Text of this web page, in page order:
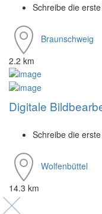
Schreibe die
Braunschweig
2.2 km
Digitale
Schreibe die
Wolfenbüttel
14.3 km